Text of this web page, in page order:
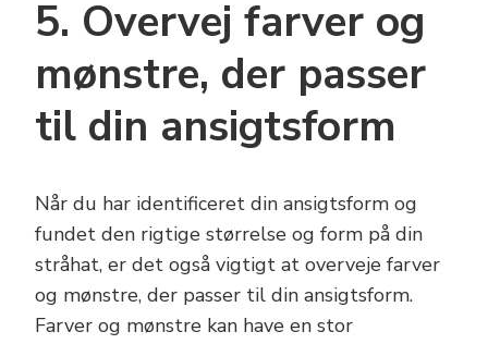
5. Overvej farver og
mønstre, der passer
til din ansigtsform
Når du har identificeret din ansigtsform og
fundet den rigtige størrelse og form på din
stråhat, er det også vigtigt at overveje farver
og mønstre, der passer til din ansigtsform.
Farver og mønstre kan have en stor